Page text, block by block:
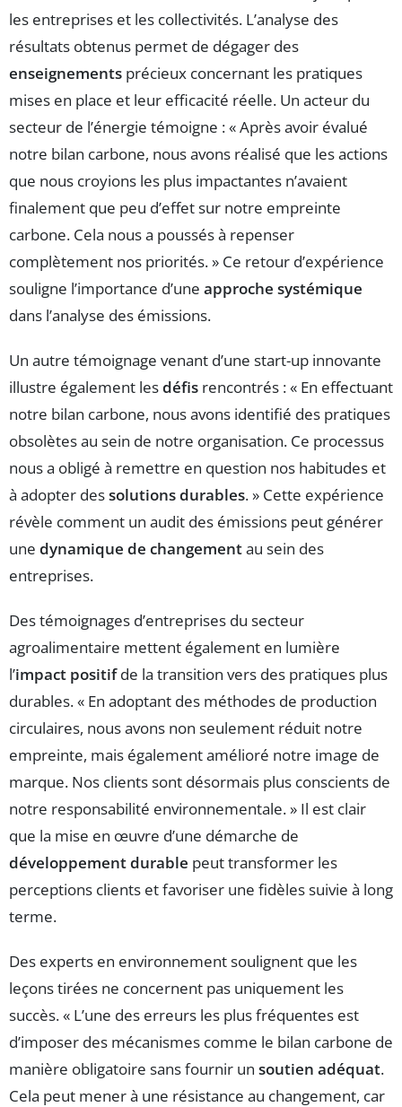
les entreprises et les collectivités. L’analyse des
résultats obtenus permet de dégager des
enseignements précieux concernant les pratiques
mises en place et leur efficacité réelle. Un acteur du
secteur de l’énergie témoigne : « Après avoir évalué
notre bilan carbone, nous avons réalisé que les actions
que nous croyions les plus impactantes n’avaient
finalement que peu d’effet sur notre empreinte
carbone. Cela nous a poussés à repenser
complètement nos priorités. » Ce retour d’expérience
souligne l’importance d’une approche systémique
dans l’analyse des émissions.
Un autre témoignage venant d’une start-up innovante
illustre également lesdéfis rencontrés : « En effectuant
notre bilan carbone, nous avons identifié des pratiques
obsolètes au sein de notre organisation. Ce processus
nous a obligé à remettre en question nos habitudes et
à adopter dessolutions durables. » Cette expérience
révèle comment un audit des émissions peut générer
une dynamique de changementau sein des
entreprises.
Des témoignages d’entreprises du secteur
agroalimentaire mettent également en lumière
l’impact positifde la transition vers des pratiques plus
durables. « En adoptant des méthodes de production
circulaires, nous avons non seulement réduit notre
empreinte, mais également amélioré notre image de
marque. Nos clients sont désormais plus conscients de
notre responsabilité environnementale. » Il est clair
que la mise en œuvre d’une démarche de
développement durable peut transformer les
perceptions clients et favoriser une fidèles suivie à long
terme.
Des experts en environnement soulignent que les
leçons tirées ne concernent pas uniquement les
succès. « L’une des erreurs les plus fréquentes est
d’imposer des mécanismes comme le bilan carbone de
manière obligatoire sans fournir un soutien adéquat.
Cela peut mener à une résistance au changement, car